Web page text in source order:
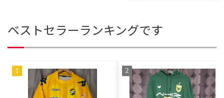
ベストセラーランキングです